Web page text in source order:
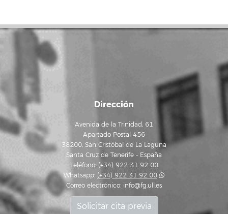
Dirección
Avenida de la Trinidad, 61
Apartado Postal 456
38200, San Cristóbal de La Laguna
Santa Cruz de Tenerife - España
Teléfono: (+34) 922 31 92 00
Whatsapp: (+34) 922 31 92 00
Correo electrónico: info@fg.ull.es
Solicitar cita previa